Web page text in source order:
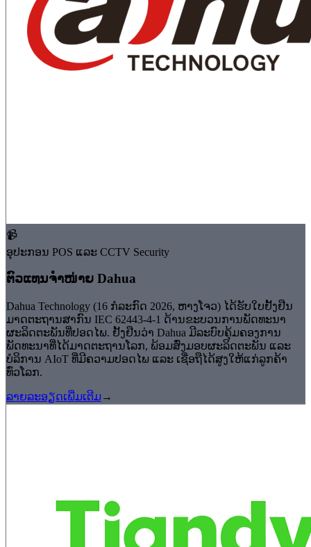
📹
ອຸປະກອນ POS ແລະ CCTV Security
⁠ຕົວແທນຈຳໜ່າຍ Dahua
Dahua Technology (16 ກໍລະກົດ 2026, ຫາງໂຈວ) ໄດ້ຮັບໃບຢັ້ງຢືນ
ມາດຕະຖານສາກົນ IEC 62443-4-1 ດ້ານຂະບວນການພັດທະນາ
ຜະລິດຕະພັນທີ່ປອດໄພ. ຢັ້ງຢືນວ່າ Dahua ມີລະບົບຄຸ້ມຄອງການ
ພັດທະນາທີ່ໄດ້ມາດຕະຖານໂລກ, ພ້ອມສົ່ງມອບຜະລິດຕະພັນ ແລະ
ບໍລິການ AIoT ທີ່ມີຄວາມປອດໄພ ແລະ ເຊື່ອຖືໄດ້ສູງໃຫ້ແກ່ລູກຄ້າ
ທົ່ວໂລກ.
ລາຍລະອຽດເພີ່ມເຕີມ →